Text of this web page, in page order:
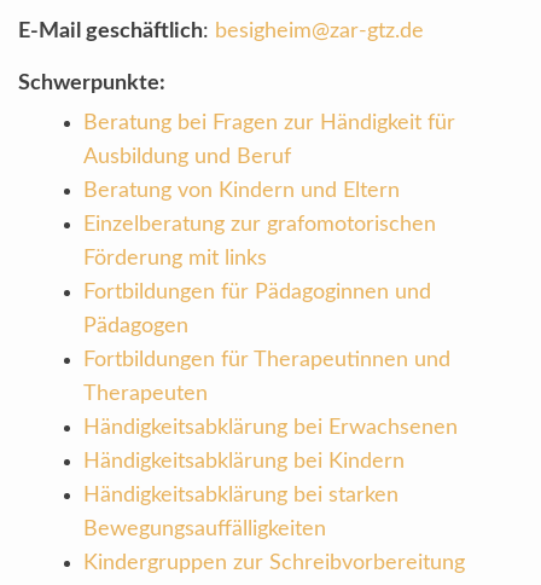
E-Mail geschäftlich: besigheim@zar-gtz.de
Schwerpunkte:
Beratung bei Fragen zur Händigkeit für
Ausbildung und Beruf
Beratung von Kindern und Eltern
Einzelberatung zur grafomotorischen
Förderung mit links
Fortbildungen für Pädagoginnen und
Pädagogen
Fortbildungen für Therapeutinnen und
Therapeuten
Händigkeitsabklärung bei Erwachsenen
Händigkeitsabklärung bei Kindern
Händigkeitsabklärung bei starken
Bewegungsauffälligkeiten
Kindergruppen zur Schreibvorbereitung